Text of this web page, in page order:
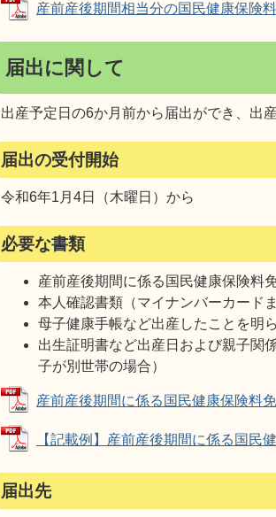
産前産後期間相当分の国民健康保険
届出に関して
出産予定日の6か月前から届出ができ、出
届出の受付開始
令和6年1月4日（木曜日）から
必要な書類
産前産後期間に係る国民健康保険料
本人確認書類（マイナンバーカード
母子健康手帳など出産したことを明
出生証明書など出産日および親子関
子が別世帯の場合）
産前産後期間に係る国民健康保険料
【記載例】産前産後期間に係る国民
届出先